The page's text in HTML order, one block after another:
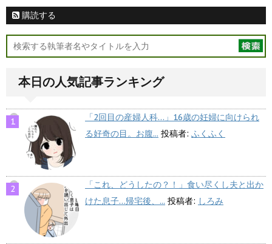
購読する
本日の人気記事ランキング
「2回目の産婦人科…」16歳の妊婦に向けられ
る好奇の目。お腹... 投稿者: ふくふく
「これ、どうしたの？！」食い尽くし夫と出か
けた息子…帰宅後、... 投稿者: しろみ